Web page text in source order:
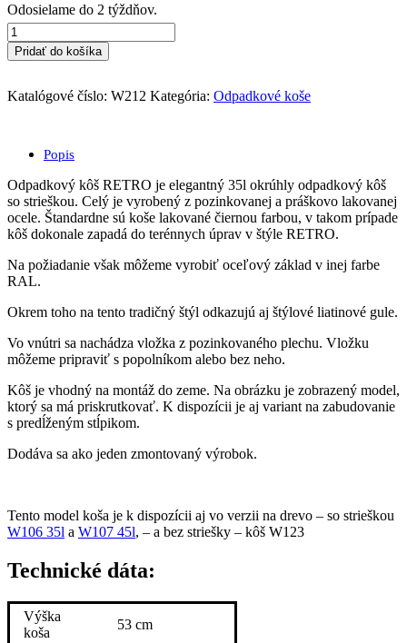
Odosielame do 2 týždňov.
množstvo
Kôš
na
RETRO
Pridať do košíka
Katalógové číslo: W212 Kategória: Odpadkové koše
Popis
Odpadkový kôš RETRO je elegantný 35l okrúhly odpadkový kôš
so strieškou. Celý je vyrobený z pozinkovanej a práškovo lakovanej
ocele. Štandardne sú koše lakované čiernou farbou, v takom prípade
kôš dokonale zapadá do terénnych úprav v štýle RETRO.
Na požiadanie však môžeme vyrobiť oceľový základ v inej farbe
RAL.
Okrem toho na tento tradičný štýl odkazujú aj štýlové liatinové gule.
Vo vnútri sa nachádza vložka z pozinkovaného plechu. Vložku
môžeme pripraviť s popolníkom alebo bez neho.
Kôš je vhodný na montáž do zeme. Na obrázku je zobrazený model,
ktorý sa má priskrutkovať. K dispozícii je aj variant na zabudovanie
s predĺženým stĺpikom.
Dodáva sa ako jeden zmontovaný výrobok.
Tento model koša je k dispozícii aj vo verzii na drevo – so strieškou
W106 35l a W107 45l, – a bez striešky – kôš W123
Technické dáta:
Výška
koša
53 cm